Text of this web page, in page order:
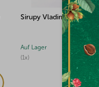
Sirupy Vladimír
(1x)
Auf Lager